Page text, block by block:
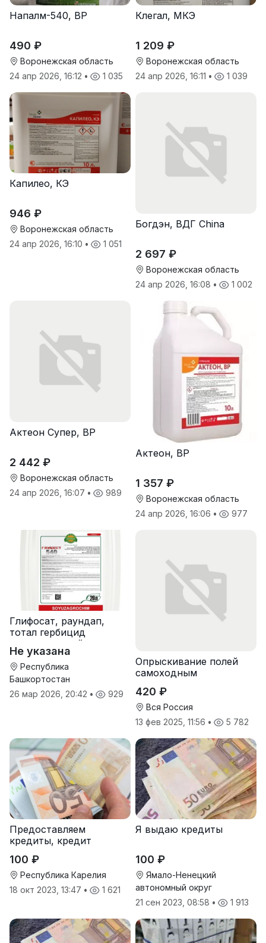
Напалм-540, ВР
490 ₽
Воронежская область
24 апр 2026, 16:12 • 1 035
Клегал, МКЭ
1 209 ₽
Воронежская область
24 апр 2026, 16:11 • 1 039
Капилео, КЭ
946 ₽
Воронежская область
24 апр 2026, 16:10 • 1 051
Богдэн, ВДГ China
2 697 ₽
Воронежская область
24 апр 2026, 16:08 • 1 002
Актеон Супер, ВР
2 442 ₽
Воронежская область
24 апр 2026, 16:07 • 989
Актеон, ВР
1 357 ₽
Воронежская область
24 апр 2026, 16:06 • 977
Глифосат, раундап,
тотал гербицид
сплошного действия
Не указана
Республика
Башкортостан
26 мар 2026, 20:42 • 929
Опрыскивание полей
самоходным
Туман-2
420 ₽
Вся Россия
13 фев 2025, 11:56 • 5 782
Предоставляем
кредиты, кредит
100 ₽
Республика Карелия
18 окт 2023, 13:47 • 1 621
Я выдаю кредиты
100 ₽
Ямало-Ненецкий
автономный округ
21 сен 2023, 08:58 • 1 913